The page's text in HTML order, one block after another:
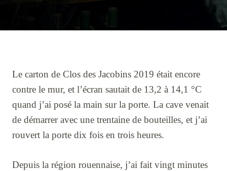
Le carton de Clos des Jacobins 2019 était encore
contre le mur, et l’écran sautait de 13,2 à 14,1 °C
quand j’ai posé la main sur la porte. La cave venait
de démarrer avec une trentaine de bouteilles, et j’ai
rouvert la porte dix fois en trois heures.
Depuis la région rouennaise, j’ai fait vingt minutes